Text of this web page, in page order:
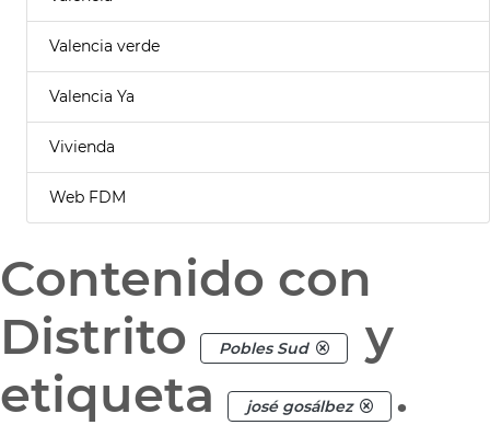
Valencia verde
Valencia Ya
Vivienda
Web FDM
Contenido con
Distrito
Pobles Sud
y
etiqueta
josé gosálbez .